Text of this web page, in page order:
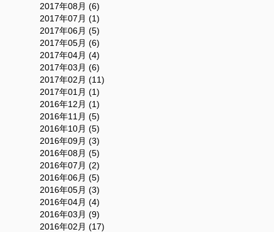
2017年08月 (6)
2017年07月 (1)
2017年06月 (5)
2017年05月 (6)
2017年04月 (4)
2017年03月 (6)
2017年02月 (11)
2017年01月 (1)
2016年12月 (1)
2016年11月 (5)
2016年10月 (5)
2016年09月 (3)
2016年08月 (5)
2016年07月 (2)
2016年06月 (5)
2016年05月 (3)
2016年04月 (4)
2016年03月 (9)
2016年02月 (17)